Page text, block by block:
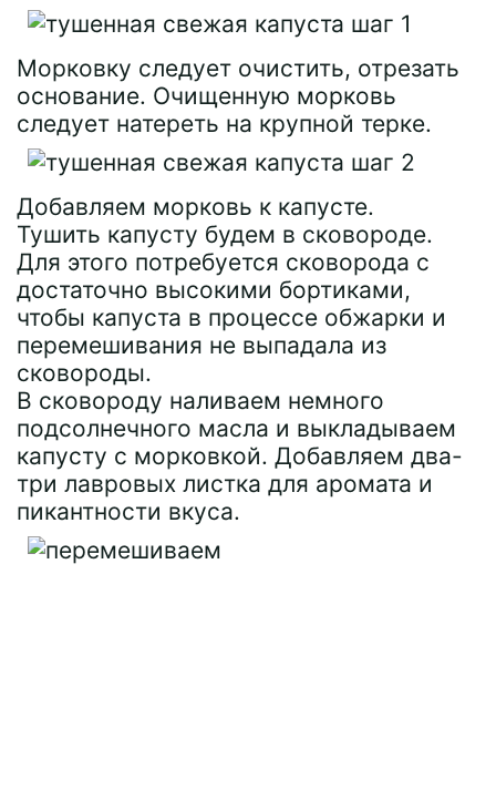
Морковку следует очистить, отрезать
основание. Очищенную морковь
следует натереть на крупной терке.
Добавляем морковь к капусте.
Тушить капусту будем в сковороде.
Для этого потребуется сковорода с
достаточно высокими бортиками,
чтобы капуста в процессе обжарки и
перемешивания не выпадала из
сковороды.
В сковороду наливаем немного
подсолнечного масла и выкладываем
капусту с морковкой. Добавляем два-
три лавровых листка для аромата и
пикантности вкуса.